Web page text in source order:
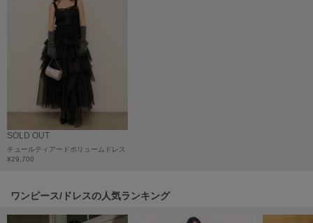
NOWNS
ナウンス
ヌル
オン
SOLD OUT
チュールティアードボリュームドレス
¥29,700
ワンピース/ドレスの人気ランキング